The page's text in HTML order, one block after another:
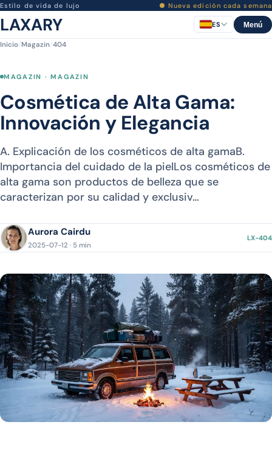
Estilo de vida de lujo ● Nueva edición cada semana
LAXARY ES Menú
Inicio/Magazin/404
MAGAZIN · MAGAZIN
Cosmética de Alta Gama:
Innovación y Elegancia
A. Explicación de los cosméticos de alta gamaB.
Importancia del cuidado de la pielLos cosméticos de
alta gama son productos de belleza que se
caracterizan por su calidad y exclusiv…
Aurora Cairdu
2025-07-12 · 5 min
LX-404